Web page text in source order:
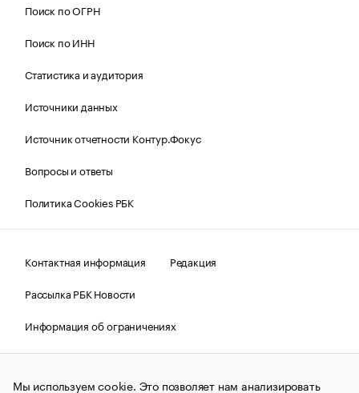
Поиск по ОГРН
Поиск по ИНН
Статистика и аудитория
Источники данных
Источник отчетности Контур.Фокус
Вопросы и ответы
Политика Cookies РБК
Контактная информация
Редакция
Рассылка РБК Новости
Информация об ограничениях
Правовая информация
О соблюдении авторских прав
© АО «РОСБИЗНЕСКОНСАЛТИНГ»,1995–2026.Сообщения
Мы используем cookie. Это позволяет нам анализировать